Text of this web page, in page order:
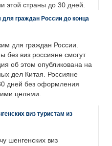
этой страны до 30 дней.
граждан России до конца
для граждан России.
без виз россияне смогут
об этом опубликована на
дел Китая. Россияне
дней без оформления
целями.
виз туристам из
шенгенских виз